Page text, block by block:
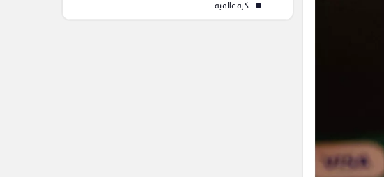
كرة عالمية